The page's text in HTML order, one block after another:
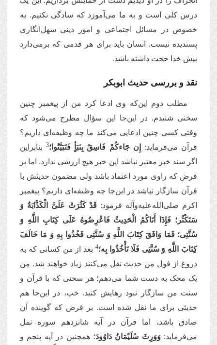
درس کلی است و به ما می‌آموزد که سادگی نکنیم. به
خصوص در مسائل اجتماعی و امور دینی سهل‌انگاری
پسندیده نیست. انسان باید برای هر قدمی که برمی‌دارد
پیش خدا حجت داشته باشد.
نقد و بررسی حدیث ابوبکر
مطلب دوم این‌که وی ادعا کرد من از پیغمبر چنین
سخنی شنیدم. در این‌جا این سؤال مطرح می‌شود که
وقتی کسی چنین ادعایی می‌کند ما چه وظیفه‌ای داریم؟
قرآن می‌فرماید:
إِن جَاءكُمْ فَاسِقٌ بِنَبَأٍ فَتَبَیَّنُوا؛3 بنابراین
اگر سند خبر معتبر نباشد این خبر هیچ ارزشی ندارد. اما بر
فرض که راوی مورد اعتماد باشد ولی مضمون حدیثش با
قرآن سازگار نباشد در این‌جا چه وظیفه‌ای داریم؟ پیغمبر
اکرم صلی‌الله‌علیه‌وآله فرمود: قَدْ كَثُرَتْ عَلَیَّ الْكَذَّابَةُ وَ
سَتَكْثُر؛ فَإِذَا أَتَاكُمُ الْحَدِیثُ فَاعْرِضُوهُ عَلَى كِتَابِ اللَّهِ وَ
سُنَّتِی؛ فَمَا وَافَقَ كِتَابَ اللَّهِ وَ سُنَّتِی فَخُذُوا بِهِ وَ مَا خَالَفَ
كِتَابَ اللَّهِ وَ سُنَّتِی فَلَا تَأْخُذُوا بِه‏؛4 بعد از من کسانی که به
دروغ از قول من حدیث نقل می‌کنند زیاد خواهند شد. من
یک محک به دست شما می‌دهم؛ هر سخنی که با قرآن و
سنت من سازگار نبود رهایش کنید. خب، در این‌جا هم
حدیثی برای ما نقل شده است. بر فرض که گوینده آن
صادق باشد، اما قرآن در آیه شانزدهم سوره نمل
می‌فرماید:وَوَرِثَ سُلَیْمَانُ دَاوُودَ؛ همچنین در آیه پنجم و